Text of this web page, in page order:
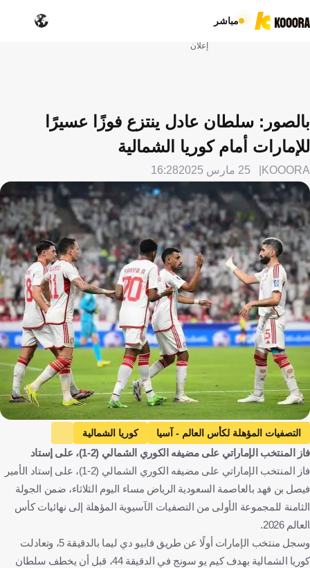
مباشر
إعلان
بالصور: سلطان عادل ينتزع فوزًا عسيرًا
للإمارات أمام كوريا الشمالية
KOOORA 25 مارس 2025 16:28
التصفيات المؤهلة لكأس العالم - آسيا
كوريا الشمالية
كوريا الشمالية
الإمارات العربية المتحدة
الإمارات العربية المتحدة
كرة قدم
فاز المنتخب الإماراتي على مضيفه الكوري الشمالي (2-1)، على إستاد
فاز المنتخب الإماراتي على مضيفه الكوري الشمالي (2-1)، على إستاد الأمير
فيصل بن فهد بالعاصمة السعودية الرياض مساء اليوم الثلاثاء، ضمن الجولة
الثامنة للمجموعة الأولى من التصفيات الآسيوية المؤهلة إلى نهائيات كأس
العالم 2026.
وسجل منتخب الإمارات أولًا عن طريق فابيو دي ليما بالدقيقة 5، وتعادلت
كوريا الشمالية بهدف كيم يو سونج في الدقيقة 44، قبل أن يخطف سلطان